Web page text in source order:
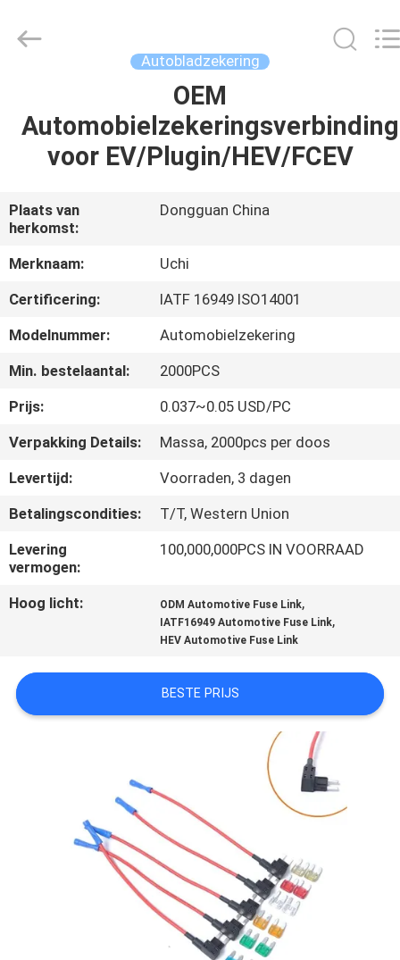
PRODUCTEN
VR
TOON
ONGEVEER
ONS
FABRIEKSREIS
KWALITEITSCONTROLE
ONS
NIEUWS
OM EEN
CITAAT
PRIVACY
POLICY
Co.,Ltd.
Autobladzekering
OEM
voor EV/Plugin/HEV/FCEV
Plaats van
herkomst:
Dongguan China
Merknaam:
Uchi
Certificering:
IATF 16949 ISO14001
Modelnummer:
Automobielzekering
Min. bestelaantal:
2000PCS
Prijs:
0.037~0.05 USD/PC
Verpakking Details:
Massa, 2000pcs per doos
Levertijd:
Voorraden, 3 dagen
Betalingscondities:
T/T, Western Union
Levering
vermogen:
100,000,000PCS IN VOORRAAD
Hoog licht: ODM Automotive Fuse Link,
IATF16949 Automotive Fuse Link,
HEV Automotive Fuse Link
BESTE PRIJS